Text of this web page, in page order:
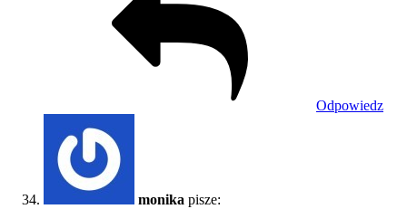
Odpowiedz
monika pisze: